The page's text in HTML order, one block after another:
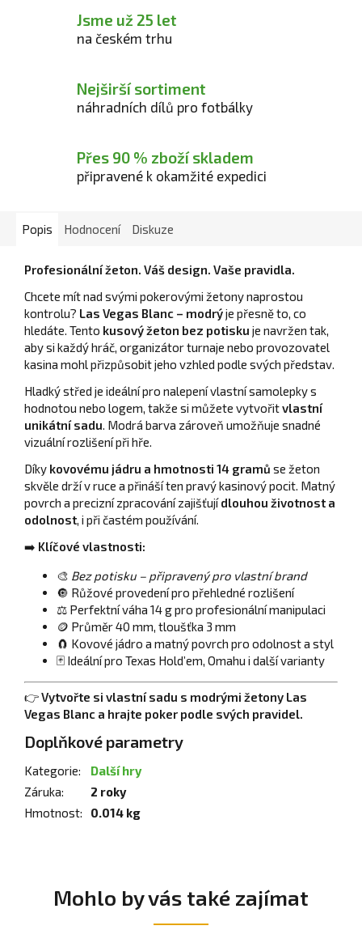
Jsme už 25 let
na českém trhu
Nejširší sortiment
náhradních dílů pro fotbálky
Přes 90 % zboží skladem
připravené k okamžité expedici
Popis Hodnocení Diskuze
Profesionální žeton. Váš design. Vaše pravidla.
Chcete mít nad svými pokerovými žetony naprostou
kontrolu? Las Vegas Blanc – modrýje přesně to, co
hledáte. Tento kusový žeton bez potisku je navržen tak,
aby si každý hráč, organizátor turnaje nebo provozovatel
kasina mohl přizpůsobit jeho vzhled podle svých představ.
Hladký střed je ideální pro nalepení vlastní samolepky s
hodnotou nebo logem, takže si můžete vytvořitvlastní
unikátní sadu. Modrá barva zároveň umožňuje snadné
vizuální rozlišení při hře.
Díky kovovému jádru a hmotnosti 14 gramů se žeton
skvěle drží v ruce a přináší ten pravý kasinový pocit. Matný
povrch a precizní zpracování zajišťujídlouhou životnost a
odolnost, i při častém používání.
➡️ Klíčové vlastnosti:
🎨 Bez potisku – připravený pro vlastní brand
🔘 Růžové provedení pro přehledné rozlišení
⚖️ Perfektní váha 14 g pro profesionální manipulaci
🪙 Průměr 40 mm, tloušťka 3 mm
🧲 Kovové jádro a matný povrch pro odolnost a styl
🃏 Ideální pro Texas Hold’em, Omahu i další varianty
👉Vytvořte si vlastní sadu s modrými žetony Las
Vegas Blanc a hrajte poker podle svých pravidel.
Doplňkové parametry
Kategorie:
Další hry
Záruka:
2 roky
Hmotnost: 0.014 kg
Mohlo by vás také zajímat